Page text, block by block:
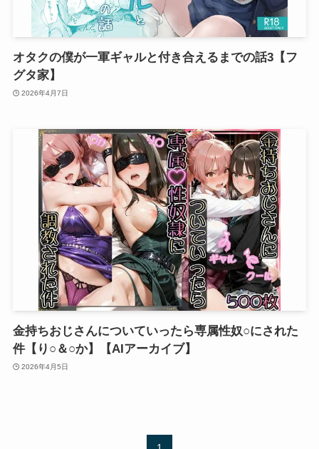
オタクの僕が一軍ギャルと付き合えるまでの話3【フ
グタ家】
2026年4月7日
金持ちおじさんについていったら専属性奴○にされた
件【り○＆○か】【AIアーカイブ】
2026年4月5日